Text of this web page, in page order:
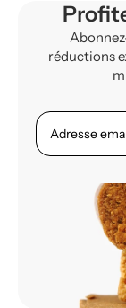
réductions
Adresse